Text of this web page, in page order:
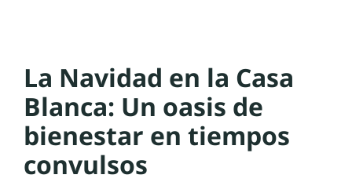
La Navidad en la Casa
Blanca: Un oasis de
bienestar en tiempos
convulsos